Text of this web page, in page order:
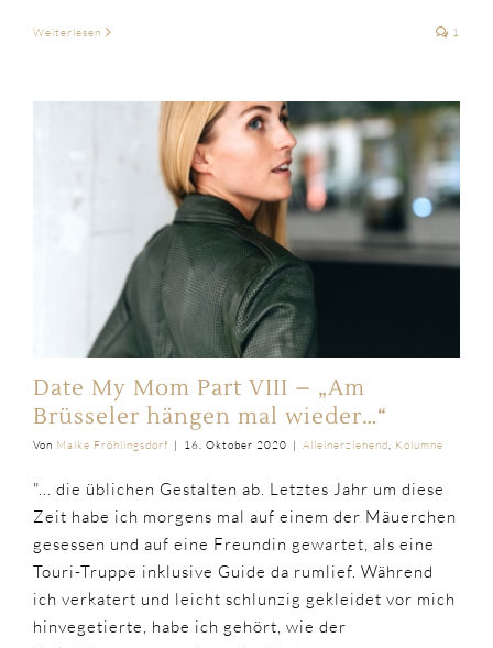
Weiterlesen 1
Date My Mom Part VIII – „Am
Brüsseler hängen mal wieder…“
Von Maike Fröhlingsdorf | 16. Oktober 2020 | Alleinerziehend, Kolumne
"... die üblichen Gestalten ab. Letztes Jahr um diese
Zeit habe ich morgens mal auf einem der Mäuerchen
gesessen und auf eine Freundin gewartet, als eine
Touri-Truppe inklusive Guide da rumlief. Während
ich verkatert und leicht schlunzig gekleidet vor mich
hinvegetierte, habe ich gehört, wie der